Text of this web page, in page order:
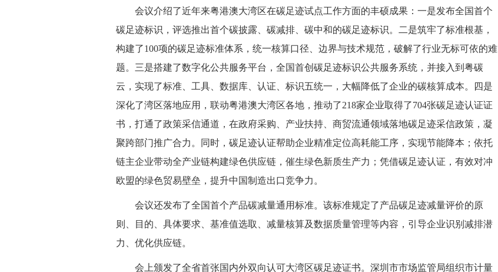
会议介绍了近年来粤港澳大湾区在碳足迹试点工作方面的丰硕成果：一是发布全国首个
碳足迹标识，评选推出首个碳披露、碳减排、碳中和的碳足迹标识。二是筑牢了标准根基，
构建了100项的碳足迹标准体系，统一核算口径、边界与技术规范，破解了行业无标可依的难
题。三是搭建了数字化公共服务平台，全国首创碳足迹标识公共服务系统，并接入到粤碳
云，实现了标准、工具、数据库、认证、标识五统一，大幅降低了企业的碳核算成本。四是
深化了湾区落地应用，联动粤港澳大湾区各地，推动了218家企业取得了704张碳足迹认证证
书，打通了政策采信通道，在政府采购、产业扶持、商贸流通领域落地碳足迹采信政策，凝
聚跨部门推广合力。同时，碳足迹认证帮助企业精准定位高耗能工序，实现节能降本；依托
链主企业带动全产业链构建绿色供应链，催生绿色新质生产力；凭借碳足迹认证，有效对冲
欧盟的绿色贸易壁垒，提升中国制造出口竞争力。
会议还发布了全国首个产品碳减量通用标准。该标准规定了产品碳足迹减量评价的原
则、目的、具体要求、基准值选取、减量核算及数据质量管理等内容，引导企业识别减排潜
力、优化供应链。
会上颁发了全省首张国内外双向认可大湾区碳足迹证书。深圳市市场监管局组织市计量